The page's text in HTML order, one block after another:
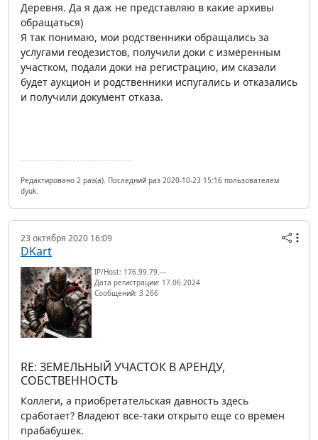
Деревня. Да я даж не представляю в какие архивы
обращаться)
Я так понимаю, мои родственники обращались за
услугами геодезистов, получили доки с измеренным
участком, подали доки на регистрацию, им сказали
будет аукцион и родственники испугались и отказались
и получили документ отказа.
Редактировано 2 раз(а). Последний раз 2020-10-23 15:16 пользователем
dyuk.
23 октября 2020 16:09
DKart
IP/Host: 176.99.79.---
Дата регистрации: 17.06.2024
Сообщений: 3 266
RE: ЗЕМЕЛЬНЫЙ УЧАСТОК В АРЕНДУ,
СОБСТВЕННОСТЬ
Коллеги, а приобретательская давность здесь
сработает? Владеют все-таки открыто еще со времен
прабабушек.